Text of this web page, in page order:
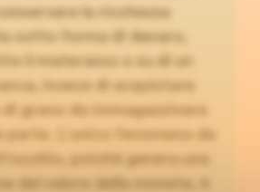
la ricchezza
sotto forma di denaro,
il materasso o su di un
invece di acquistare
di grano da immagazzinare
parte. L’unico fenomeno da
poiché genera una
del valore della moneta, è